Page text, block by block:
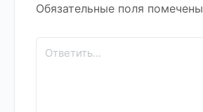
Обязательные поля помечены